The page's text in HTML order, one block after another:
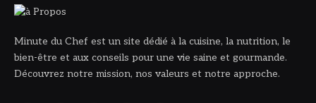
Minute du Chef est un site dédié à la cuisine, la nutrition, le
bien-être et aux conseils pour une vie saine et gourmande.
Découvrez notre mission, nos valeurs et notre approche.